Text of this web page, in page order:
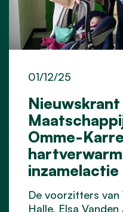
Omme-
inzamelactie
01/12/25
De voorzitters
Halle, Elsa